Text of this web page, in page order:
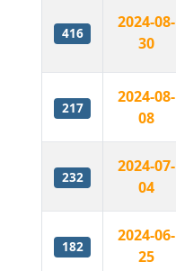
2024-08-
30
416
2024-08-
08
217
2024-07-
04
232
2024-06-
25
182